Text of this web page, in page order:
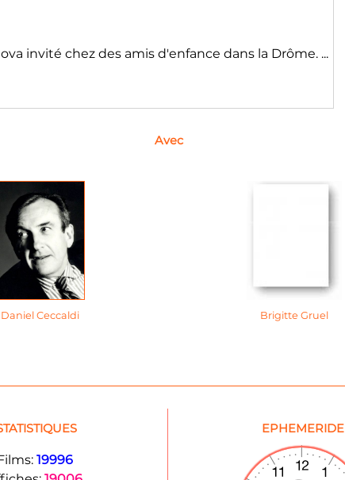
invité chez des amis d'enfance dans la Drôme. ...
Avec
Daniel Ceccaldi Brigitte Gruel
19996
EPHEMERIDE